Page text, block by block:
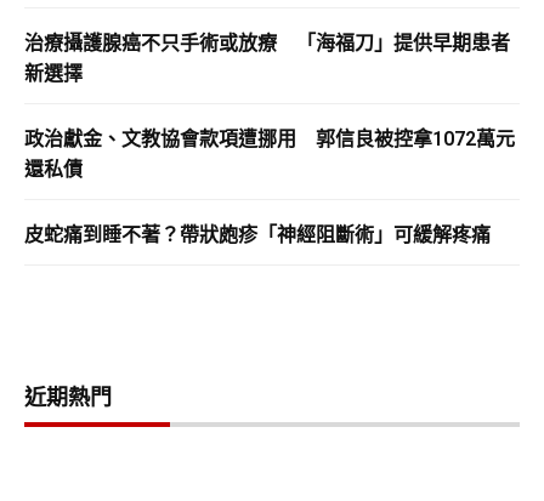
治療攝護腺癌不只手術或放療 「海福刀」提供早期患者
新選擇
政治獻金、文教協會款項遭挪用 郭信良被控拿1072萬元
還私債
皮蛇痛到睡不著？帶狀皰疹「神經阻斷術」可緩解疼痛
近期熱門